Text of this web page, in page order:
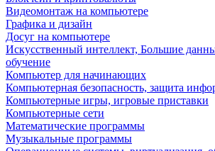
Видеомонтаж на компьютере
Графика и дизайн
Досуг на компьютере
Искусственный интеллект, Большие
обучение
Компьютер для начинающих
Компьютерная безопасность, защита
Компьютерные игры, игровые приставки
Компьютерные сети
Математические программы
Музыкальные программы